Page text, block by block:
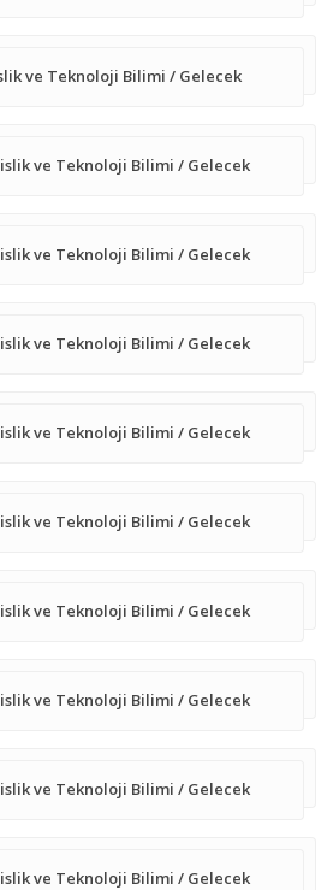
ve Teknoloji Bilimi / Gelecek
ve Teknoloji Bilimi / Gelecek
ve Teknoloji Bilimi / Gelecek
ve Teknoloji Bilimi / Gelecek
ve Teknoloji Bilimi / Gelecek
ve Teknoloji Bilimi / Gelecek
ve Teknoloji Bilimi / Gelecek
ve Teknoloji Bilimi / Gelecek
ve Teknoloji Bilimi / Gelecek
ve Teknoloji Bilimi / Gelecek